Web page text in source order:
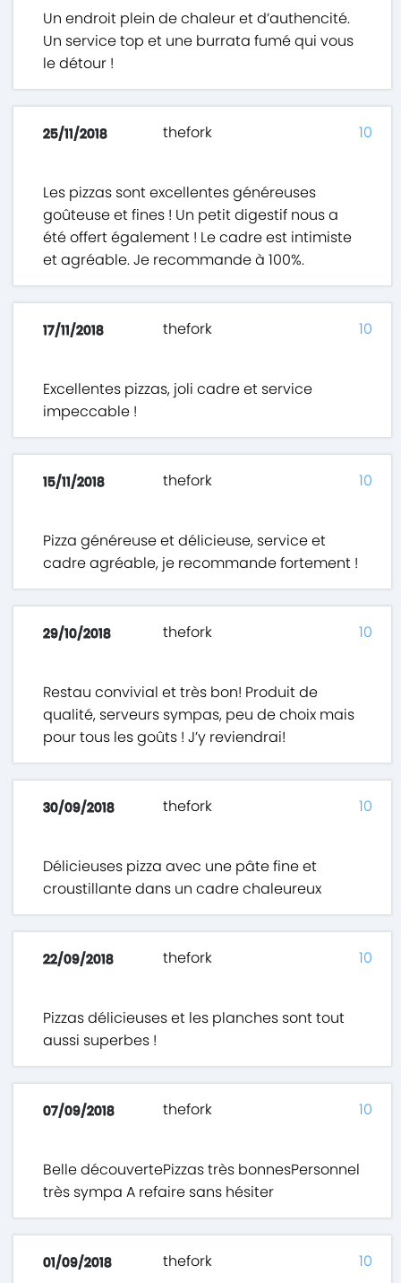
Un endroit plein de chaleur et d’authencité.
Un service top et une burrata fumé qui vous
le détour !
25/11/2018 thefork
Les pizzas sont excellentes généreuses
goûteuse et fines ! Un petit digestif nous a
été offert également ! Le cadre est intimiste
et agréable. Je recommande à 100%.
10
17/11/2018 thefork
Excellentes pizzas, joli cadre et service
impeccable !
10
15/11/2018 thefork
Pizza généreuse et délicieuse, service et
cadre agréable, je recommande fortement !
10
29/10/2018 thefork
Restau convivial et très bon! Produit de
qualité, serveurs sympas, peu de choix mais
pour tous les goûts ! J’y reviendrai!
10
30/09/2018 thefork
Délicieuses pizza avec une pâte fine et
croustillante dans un cadre chaleureux
10
22/09/2018 thefork
Pizzas délicieuses et les planches sont tout
aussi superbes !
10
07/09/2018 thefork
Belle découvertePizzas très bonnesPersonnel
très sympa A refaire sans hésiter
10
01/09/2018 thefork 10